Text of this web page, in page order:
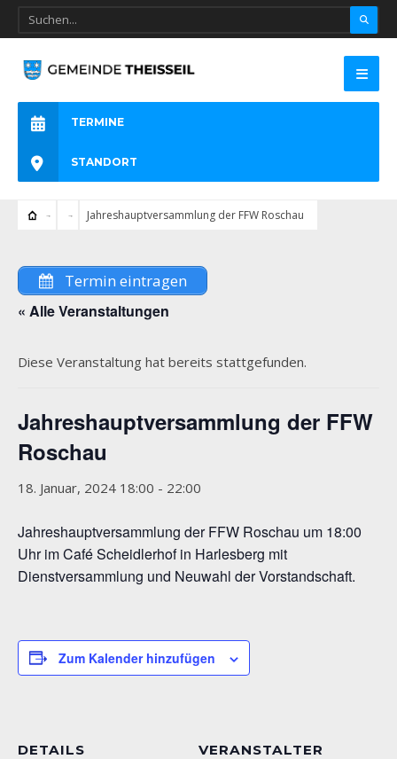
TERMINE
STANDORT
Jahreshauptversammlung der FFW Roschau
Termin eintragen
« Alle Veranstaltungen
Diese Veranstaltung hat bereits stattgefunden.
Jahreshauptversammlung der FFW
Roschau
18. Januar, 2024 18:00 - 22:00
Jahreshauptversammlung der FFW Roschau um 18:00
Uhr im Café Scheidlerhof in Harlesberg mit
Dienstversammlung und Neuwahl der Vorstandschaft.
Zum Kalender hinzufügen
DETAILS VERANSTALTER